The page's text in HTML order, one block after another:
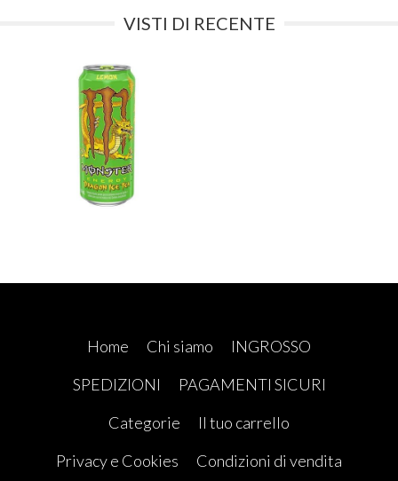
VISTI DI RECENTE
Home Chi siamo
INGROSSO
SPEDIZIONI
PAGAMENTI SICURI
Categorie
Il tuo carrello
Privacy e Cookies
Condizioni di vendita